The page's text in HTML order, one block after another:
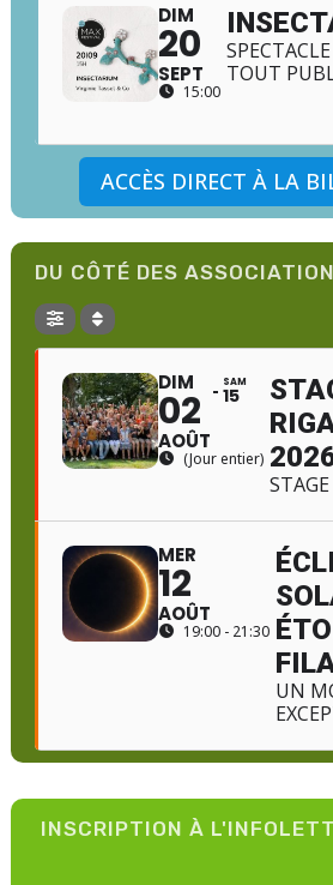
DIM
20
SEPT
15:00
TOUT
ACCÈS DIRECT À LA
DU CÔTÉ DES
DIM
02
AOÛT
SAM
15
(Jour entier)
MER
12
AOÛT
19:00 - 21:30
UN
INSCRIPTION À